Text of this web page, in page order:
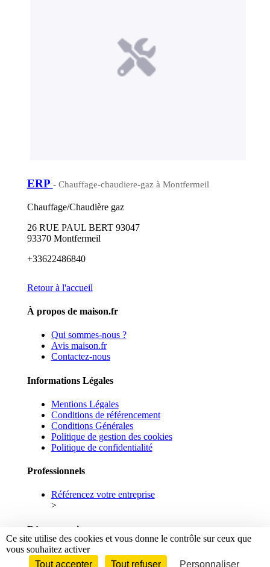
ERP - Chauffage-chaudiere-gaz à Montfermeil
Chauffage/Chaudière gaz
26 RUE PAUL BERT 93047
93370 Montfermeil
+33622486840
Retour à l'accueil
À propos de maison.fr
Qui sommes-nous ?
Avis maison.fr
Contactez-nous
Informations Légales
Mentions Légales
Conditions de référencement
Conditions Générales
Politique de gestion des cookies
Politique de confidentialité
Professionnels
Référencez votre entreprise
>
Réseaux sociaux
Facebook
Linkedin
Ce site utilise des cookies et vous donne le contrôle sur ceux que
vous souhaitez activer
Tout accepter
Tout refuser Personnaliser